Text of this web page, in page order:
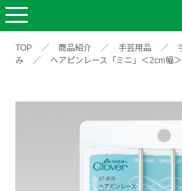
TOP ／ 商品紹介 ／ 手芸用品 ／
み
／ ヘアピンレース「ミニ」＜2cm幅＞